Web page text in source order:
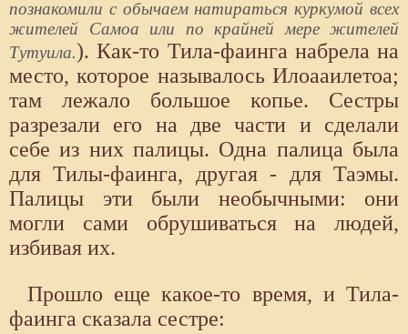
познакомили с обычаем натираться куркумой всех
жителей Самоа или по крайней мере жителей
Тутуила.). Как-то Тила-фаинга набрела на
место, которое называлось Илоааилетоа;
там лежало большое копье. Сестры
разрезали его на две части и сделали
себе из них палицы. Одна палица была
для Тилы-фаинга, другая - для Таэмы.
Палицы эти были необычными: они
могли сами обрушиваться на людей,
избивая их.
Прошло еще какое-то время, и Тила-
фаинга сказала сестре: